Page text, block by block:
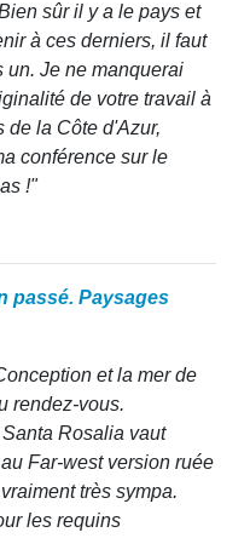
sûr il y a le pays et
à ces derniers, il faut
un. Je ne manquerai
de votre travail à
de la Côte d'Azur,
conférence sur le
!"
passé. Paysages
et la mer de
rendez-vous.
Rosalia vaut
Far-west version ruée
très sympa.
les requins